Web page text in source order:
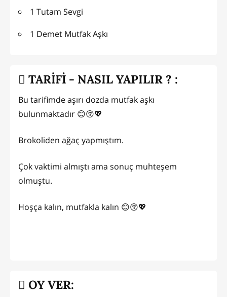
1 Tutam Sevgi
1 Demet Mutfak Aşkı
TARİFİ - NASIL YAPILIR ? :
Bu tarifimde aşırı dozda mutfak aşkı
bulunmaktadır 😊😚💖
Brokoliden ağaç yapmıştım.
Çok vaktimi almıştı ama sonuç muhteşem
olmuştu.
Hoşça kalın, mutfakla kalın 😊😚💖
OY VER: